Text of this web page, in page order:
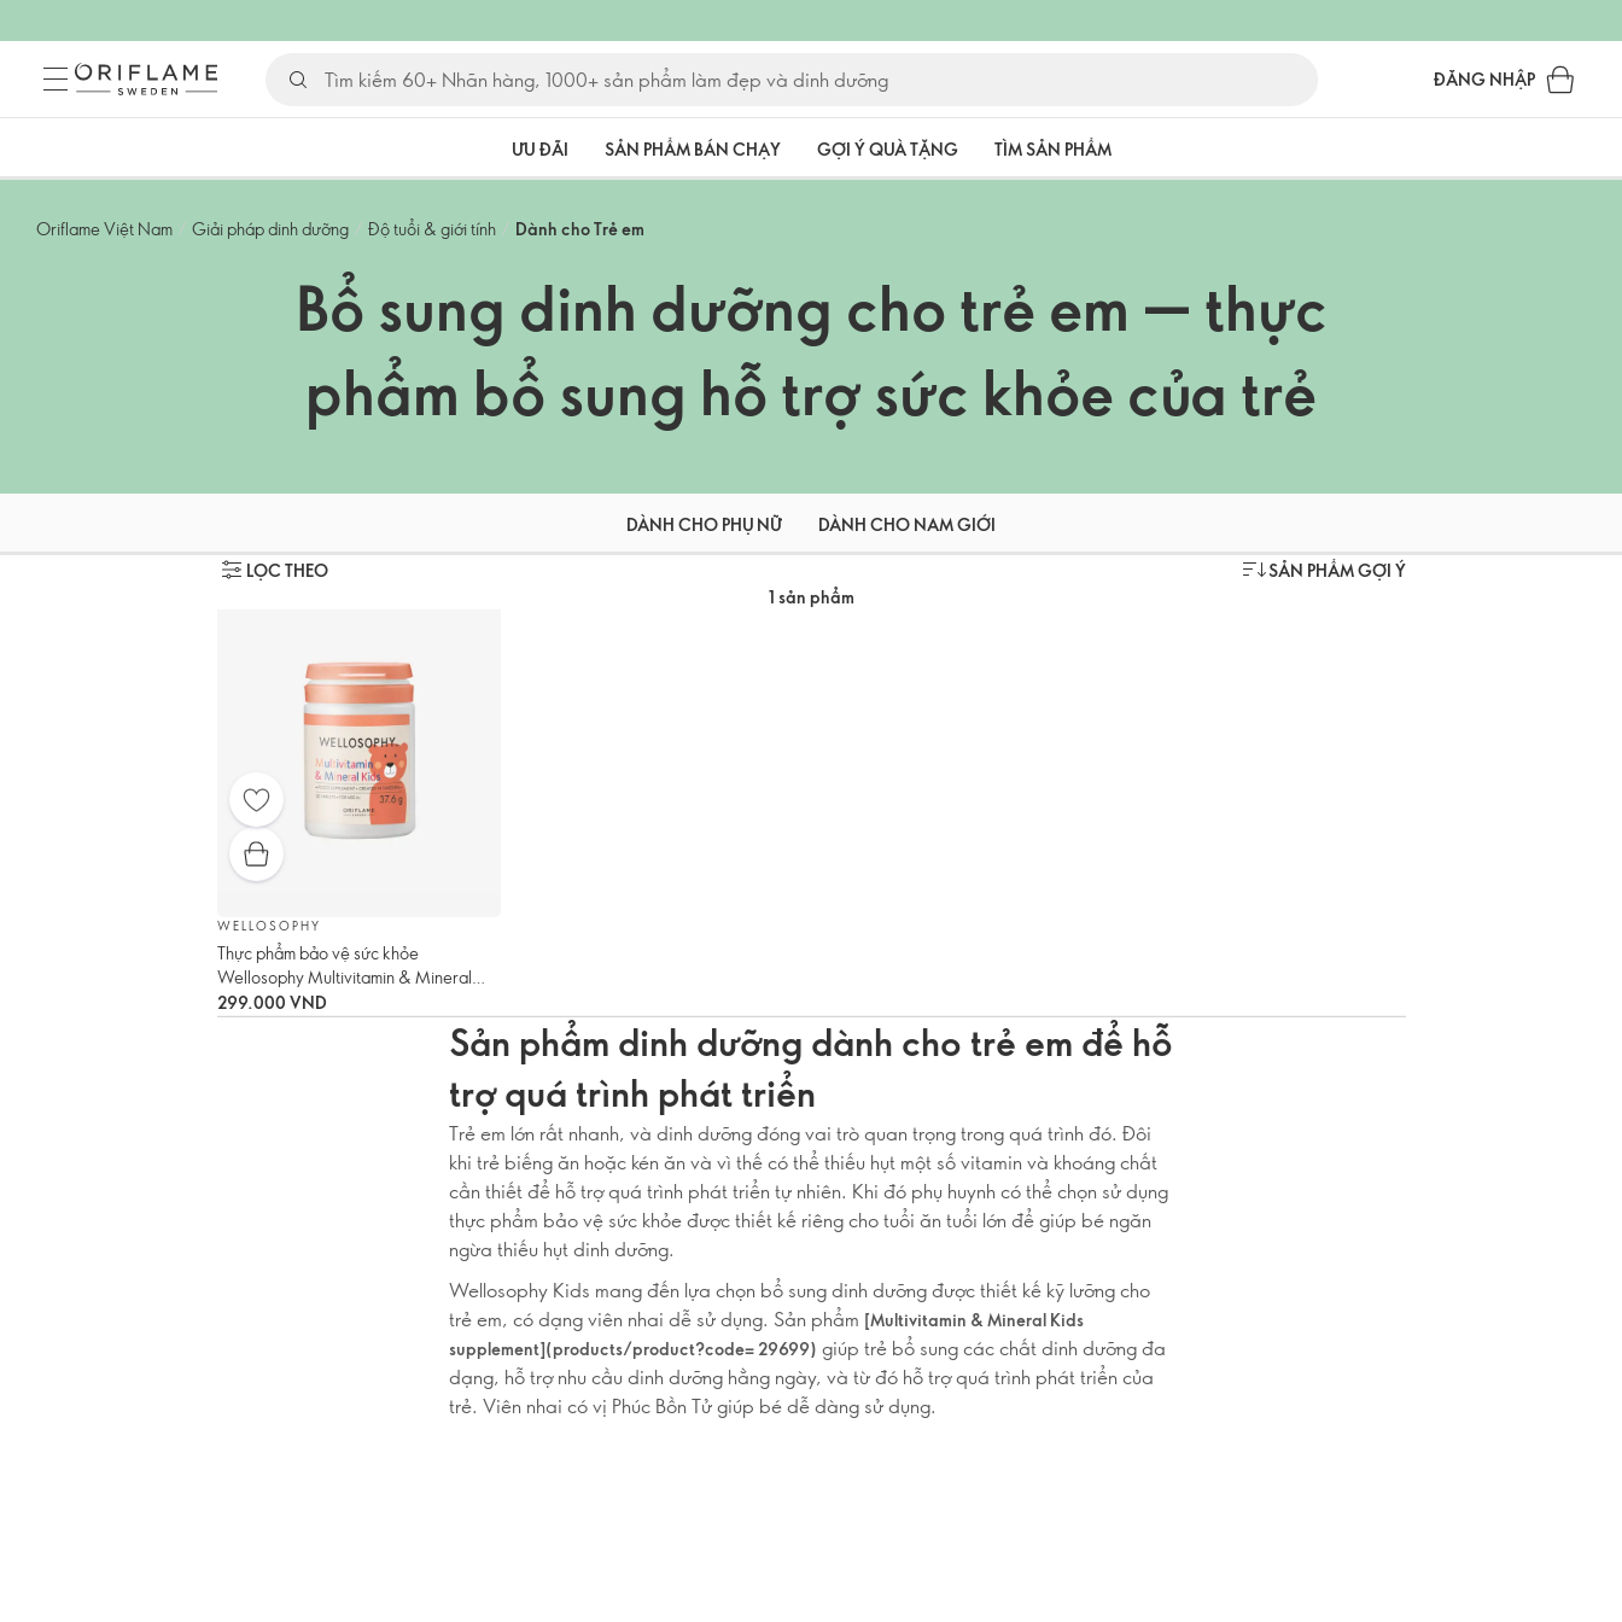
ĐĂNG NHẬP
ƯU ĐÃI SẢN PHẨM BÁN CHẠY GỢI Ý QUÀ TẶNG TÌM SẢN PHẨM
Oriflame Việt Nam / Giải pháp dinh dưỡng / Độ tuổi & giới tính / Dành cho Trẻ em
Bổ sung dinh dưỡng cho trẻ em — thực
phẩm bổ sung hỗ trợ sức khỏe của trẻ
DÀNH CHO PHỤ NỮ
DÀNH CHO NAM GIỚI
LỌC THEO
SẢN PHẨM GỢI Ý
1 sản phẩm
WELLOSOPHY
Thực phẩm bảo vệ sức khỏe
Wellosophy Multivitamin & Mineral
Kids
299.000 VND
Sản phẩm dinh dưỡng dành cho trẻ em để hỗ
trợ quá trình phát triển
Trẻ em lớn rất nhanh, và dinh dưỡng đóng vai trò quan trọng trong quá trình đó. Đôi
khi trẻ biếng ăn hoặc kén ăn và vì thế có thể thiếu hụt một số vitamin và khoáng chất
cần thiết để hỗ trợ quá trình phát triển tự nhiên. Khi đó phụ huynh có thể chọn sử dụng
thực phẩm bảo vệ sức khỏe được thiết kế riêng cho tuổi ăn tuổi lớn để giúp bé ngăn
ngừa thiếu hụt dinh dưỡng.
Wellosophy Kids mang đến lựa chọn bổ sung dinh dưỡng được thiết kế kỹ lưỡng cho
trẻ em, có dạng viên nhai dễ sử dụng. Sản phẩm [Multivitamin & Mineral Kids
supplement](products/product?code= 29699) giúp trẻ bổ sung các chất dinh dưỡng đa
dạng, hỗ trợ nhu cầu dinh dưỡng hằng ngày, và từ đó hỗ trợ quá trình phát triển của
trẻ. Viên nhai có vị Phúc Bồn Tử giúp bé dễ dàng sử dụng.